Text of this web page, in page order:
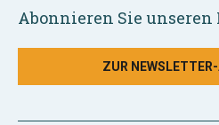
Abonnieren Sie
ZUR